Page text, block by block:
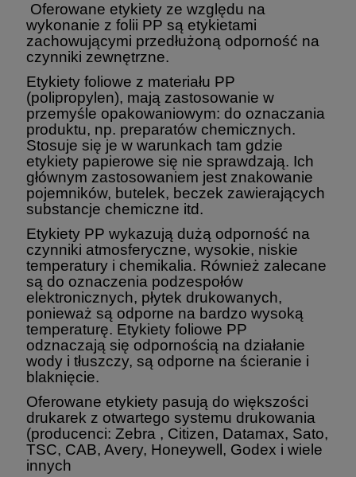
Oferowane etykiety ze względu na
wykonanie z folii PP są etykietami
zachowującymi przedłużoną odporność na
czynniki zewnętrzne.
Etykiety foliowe z materiału PP
(polipropylen), mają zastosowanie w
przemyśle opakowaniowym: do oznaczania
produktu, np. preparatów chemicznych.
Stosuje się je w warunkach tam gdzie
etykiety papierowe się nie sprawdzają. Ich
głównym zastosowaniem jest znakowanie
pojemników, butelek, beczek zawierających
substancje chemiczne itd.
Etykiety PP wykazują dużą odporność na
czynniki atmosferyczne, wysokie, niskie
temperatury i chemikalia. Również zalecane
są do oznaczenia podzespołów
elektronicznych, płytek drukowanych,
ponieważ są odporne na bardzo wysoką
temperaturę. Etykiety foliowe PP
odznaczają się odpornością na działanie
wody i tłuszczy, są odporne na ścieranie i
blaknięcie.
Oferowane etykiety pasują do większości
drukarek z otwartego systemu drukowania
(producenci: Zebra , Citizen, Datamax, Sato,
TSC, CAB, Avery, Honeywell, Godex i wiele
innych